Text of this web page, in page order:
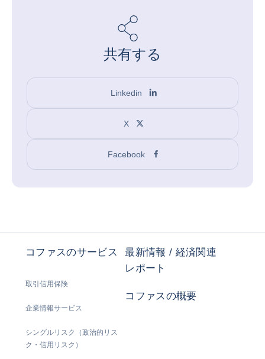
共有する
Linkedin
X
Facebook
コファスのサービス
取引信用保険
企業情報サービス
シングルリスク（政治的リス
ク・信用リスク）
最新情報 / 経済関連
レポート
コファスの概要